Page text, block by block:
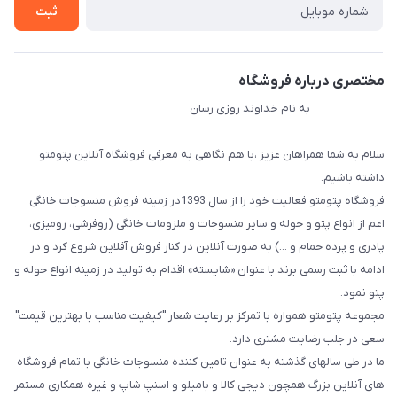
ثبت
مختصری درباره فروشگاه
به نام خداوند روزی رسان
سلام به شما همراهان عزیز ،با هم نگاهی به معرفی فروشگاه آنلاین پتومتو
داشته باشیم.
فروشگاه پتومتو فعالیت خود را از سال 1393در زمینه فروش منسوجات خانگی
اعم از انواع پتو و حوله و سایر منسوجات و ملزومات خانگی (روفرشی، رومیزی،
پادری و پرده حمام و ...) به صورت آنلاین در کنار فروش آفلاین شروع کرد و در
ادامه با ثبت رسمی برند با عنوان «شایسته» اقدام به تولید در زمینه انواع حوله و
پتو نمود.
مجموعه پتومتو همواره با تمرکز بر رعایت شعار "کیفیت مناسب با بهترین قیمت"
سعی در جلب رضایت مشتری دارد.
ما در طی سالهای گذشته به عنوان تامین کننده منسوجات خانگی با تمام فروشگاه
های آنلاین بزرگ همچون دیجی کالا و بامیلو و اسنپ شاپ و غیره همکاری مستمر